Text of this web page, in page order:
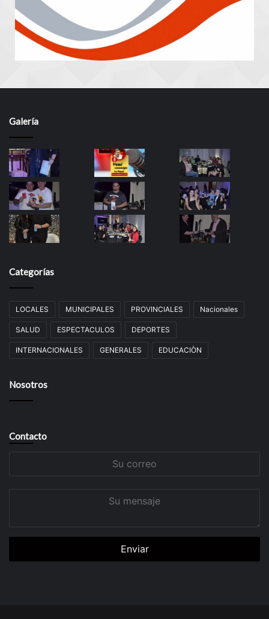
Galería
Categorías
LOCALES MUNICIPALES PROVINCIALES Nacionales
SALUD ESPECTACULOS DEPORTES
INTERNACIONALES GENERALES EDUCACIÒN
Nosotros
Contacto